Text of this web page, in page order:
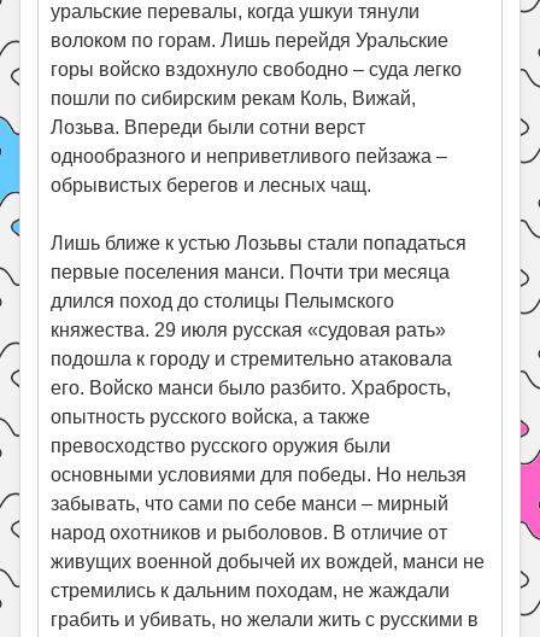
уральские перевалы, когда ушкуи тянули
волоком по горам. Лишь перейдя Уральские
горы войско вздохнуло свободно – суда легко
пошли по сибирским рекам Коль, Вижай,
Лозьва. Впереди были сотни верст
однообразного и неприветливого пейзажа –
обрывистых берегов и лесных чащ.
Лишь ближе к устью Лозьвы стали попадаться
первые поселения манси. Почти три месяца
длился поход до столицы Пелымского
княжества. 29 июля русская «судовая рать»
подошла к городу и стремительно атаковала
его. Войско манси было разбито. Храбрость,
опытность русского войска, а также
превосходство русского оружия были
основными условиями для победы. Но нельзя
забывать, что сами по себе манси – мирный
народ охотников и рыболовов. В отличие от
живущих военной добычей их вождей, манси не
стремились к дальним походам, не жаждали
грабить и убивать, но желали жить с русскими в